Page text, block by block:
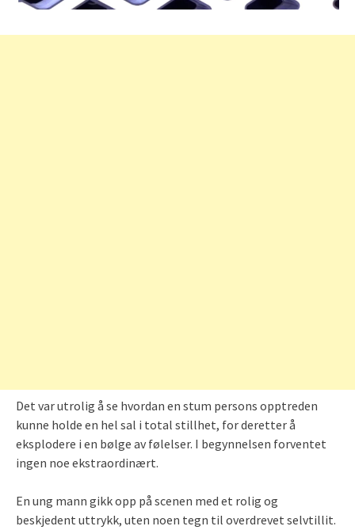
Det var utrolig å se hvordan en stum persons opptreden
kunne holde en hel sal i total stillhet, for deretter å
eksplodere i en bølge av følelser. I begynnelsen forventet
ingen noe ekstraordinært.
En ung mann gikk opp på scenen med et rolig og
beskjedent uttrykk, uten noen tegn til overdrevet selvtillit.